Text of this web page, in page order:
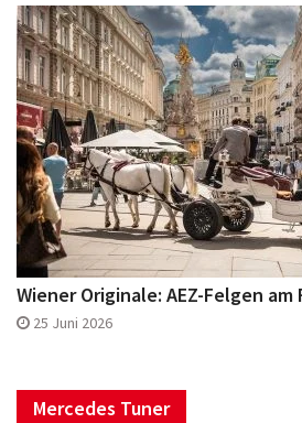
Wiener Originale: AEZ-Felgen am
25 Juni 2026
Mercedes Tuner